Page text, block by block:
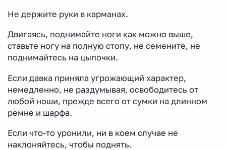
Не держите руки в карманах.
Двигаясь, поднимайте ноги как можно выше,
ставьте ногу на полную стопу, не семените, не
поднимайтесь на цыпочки.
Если давка приняла угрожающий характер,
немедленно, не раздумывая, освободитесь от
любой ноши, прежде всего от сумки на длинном
ремне и шарфа.
Если что-то уронили, ни в коем случае не
наклоняйтесь, чтобы поднять.